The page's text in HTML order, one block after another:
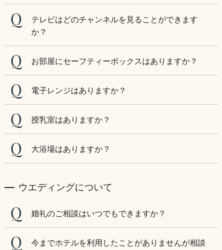
テレビはどのチャンネルを見ることができます
か？
お部屋にセーフティーボックスはありますか？
電子レンジはありますか？
授乳室はありますか？
大浴場はありますか？
ウエディングについて
婚礼のご相談はいつでもできますか？
今までホテルを利用したことがありませんが相談